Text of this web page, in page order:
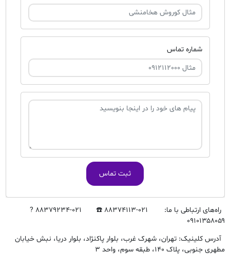
شماره تماس
ثبت تماس
راه‌های ارتباطی با ما: ۰۲۱-۸۸۳۷۴۱۱۳ ☎️ ۰۲۱-۸۸۳۷۹۲۳۴ ?
۰۹۱۰۱۳۵۸۰۵۹
آدرس کلینیک: تهران، شهرک غرب، بلوار پاکنژاد، بلوار دریا، نبش خیابان
مطهری جنوبی، پلاک ۱۴۰، طبقه سوم، واحد ۳